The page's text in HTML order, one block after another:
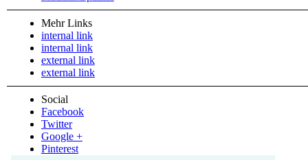
Mehr Links
internal link
internal link
external link
external link
Social
Facebook
Twitter
Google +
Pinterest